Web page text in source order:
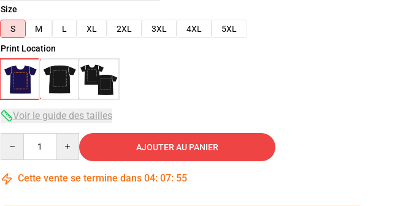
Size
S
M L XL 2XL 3XL 4XL
5XL
Print Location
Voir le guide des tailles
AJOUTER AU PANIER
Cette vente se termine dans 04: 07: 54